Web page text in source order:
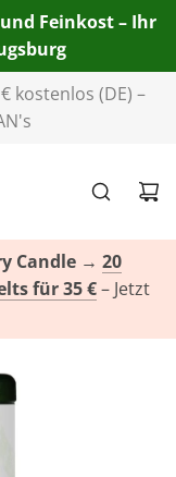
Feinkost – Ihr
kostenlos (DE) –
info@american-
116 719 10
Candle → 20
für 35 €– Jetzt